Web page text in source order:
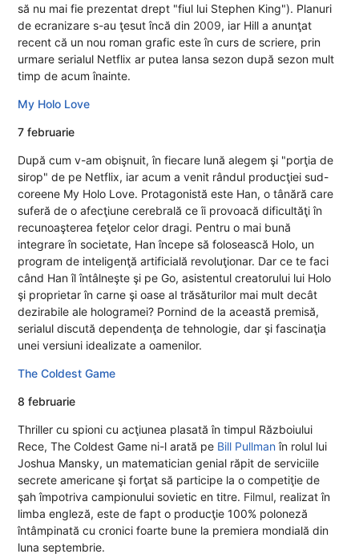
să nu mai fie prezentat drept "fiul lui Stephen King"). Planuri
de ecranizare s-au ţesut încă din 2009, iar Hill a anunţat
recent că un nou roman grafic este în curs de scriere, prin
urmare serialul Netflix ar putea lansa sezon după sezon mult
timp de acum înainte.
My Holo Love
7 februarie
După cum v-am obişnuit, în fiecare lună alegem şi "porţia de
sirop" de pe Netflix, iar acum a venit rândul producţiei sud-
coreene My Holo Love. Protagonistă este Han, o tânără care
suferă de o afecţiune cerebrală ce îi provoacă dificultăţi în
recunoaşterea feţelor celor dragi. Pentru o mai bună
integrare în societate, Han începe să folosească Holo, un
program de inteligenţă artificială revoluţionar. Dar ce te faci
când Han îl întâlneşte şi pe Go, asistentul creatorului lui Holo
şi proprietar în carne şi oase al trăsăturilor mai mult decât
dezirabile ale hologramei? Pornind de la această premisă,
serialul discută dependenţa de tehnologie, dar şi fascinaţia
unei versiuni idealizate a oamenilor.
The Coldest Game
8 februarie
Thriller cu spioni cu acţiunea plasată în timpul Războiului
Rece, The Coldest Game ni-l arată pe Bill Pullman în rolul lui
Joshua Mansky, un matematician genial răpit de serviciile
secrete americane şi forţat să participe la o competiţie de
şah împotriva campionului sovietic en titre. Filmul, realizat în
limba engleză, este de fapt o producţie 100% poloneză
întâmpinată cu cronici foarte bune la premiera mondială din
luna septembrie.